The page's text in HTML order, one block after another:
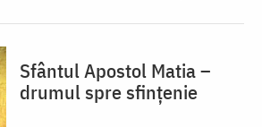
Sfântul Apostol Matia –
drumul spre sfințenie